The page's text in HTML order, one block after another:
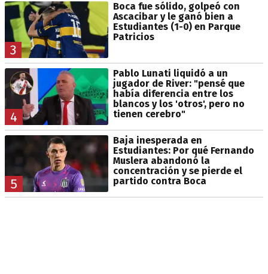
3
Boca fue sólido, golpeó con
Ascacibar y le ganó bien a
Estudiantes (1-0) en Parque
Patricios
4
Pablo Lunati liquidó a un
jugador de River: "pensé que
había diferencia entre los
blancos y los 'otros', pero no
tienen cerebro"
5
Baja inesperada en
Estudiantes: Por qué Fernando
Muslera abandonó la
concentración y se pierde el
partido contra Boca